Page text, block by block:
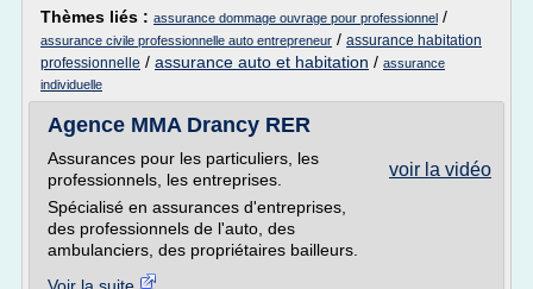
Thèmes liés : assurance dommage ouvrage pour professionnel /
assurance civile professionnelle auto entrepreneur / assurance habitation
professionnelle / assurance auto et habitation / assurance
individuelle
Agence MMA Drancy RER
voir la vidéo
Assurances pour les particuliers, les
professionnels, les entreprises.
Spécialisé en assurances d'entreprises,
des professionnels de l'auto, des
ambulanciers, des propriétaires bailleurs.